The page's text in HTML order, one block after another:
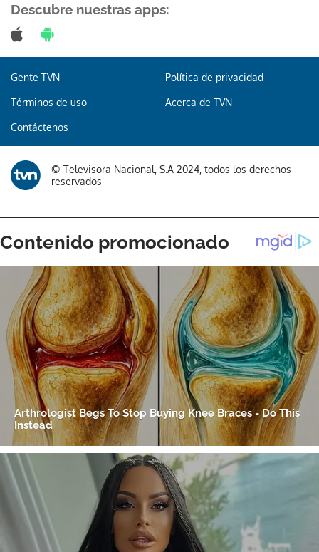
Descubre nuestras apps:
Gente TVN Política de privacidad
Términos de uso Acerca de TVN
Contáctenos
© Televisora Nacional, S.A 2024, todos los derechos
reservados